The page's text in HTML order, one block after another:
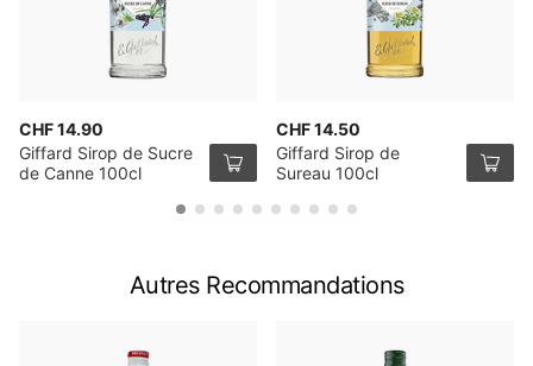
CHF 14.90
Giffard Sirop de Sucre
de Canne 100cl
CHF 14.50
Giffard Sirop de
Sureau 100cl
Autres Recommandations